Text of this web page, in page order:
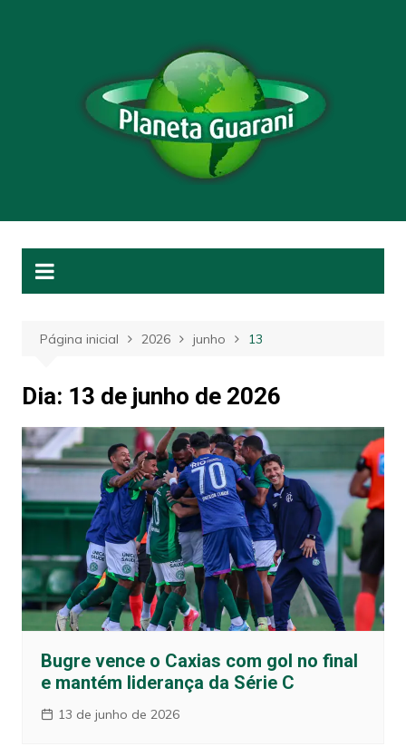
Página inicial 2026 junho 13
Dia: 13 de junho de 2026
Bugre vence o Caxias com gol no final
e mantém liderança da Série C
13 de junho de 2026